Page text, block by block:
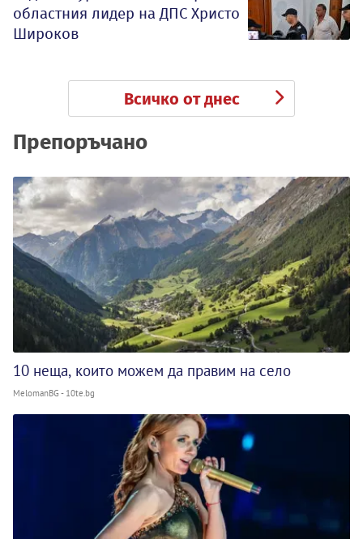
областния лидер на ДПС Христо
Широков
Всичко от днес
Препоръчано
10 неща, които можем да правим на село
MelomanBG - 10te.bg